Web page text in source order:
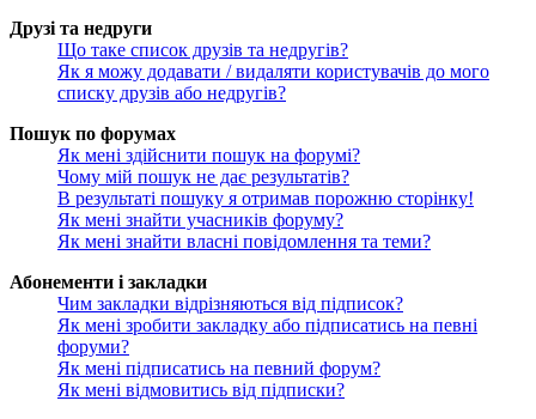
Друзі та недруги
Що таке список друзів та недругів?
Як я можу додавати / видаляти користувачів до мого
списку друзів або недругів?
Пошук по форумах
Як мені здійснити пошук на форумі?
Чому мій пошук не дає результатів?
В результаті пошуку я отримав порожню сторінку!
Як мені знайти учасників форуму?
Як мені знайти власні повідомлення та теми?
Абонементи і закладки
Чим закладки відрізняються від підписок?
Як мені зробити закладку або підписатись на певні
форуми?
Як мені підписатись на певний форум?
Як мені відмовитись від підписки?